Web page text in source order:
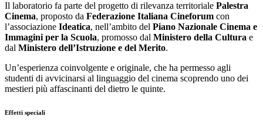
Il laboratorio fa parte del progetto di rilevanza territoriale Palestra
Cinema, proposto da Federazione Italiana Cineforum con
l’associazione Ideatica, nell’ambito del Piano Nazionale Cinema e
Immagini per la Scuola, promosso dal Ministero della Cultura e
dal Ministero dell’Istruzione e del Merito.
Un’esperienza coinvolgente e originale, che ha permesso agli
studenti di avvicinarsi al linguaggio del cinema scoprendo uno dei
mestieri più affascinanti del dietro le quinte.
Effetti speciali